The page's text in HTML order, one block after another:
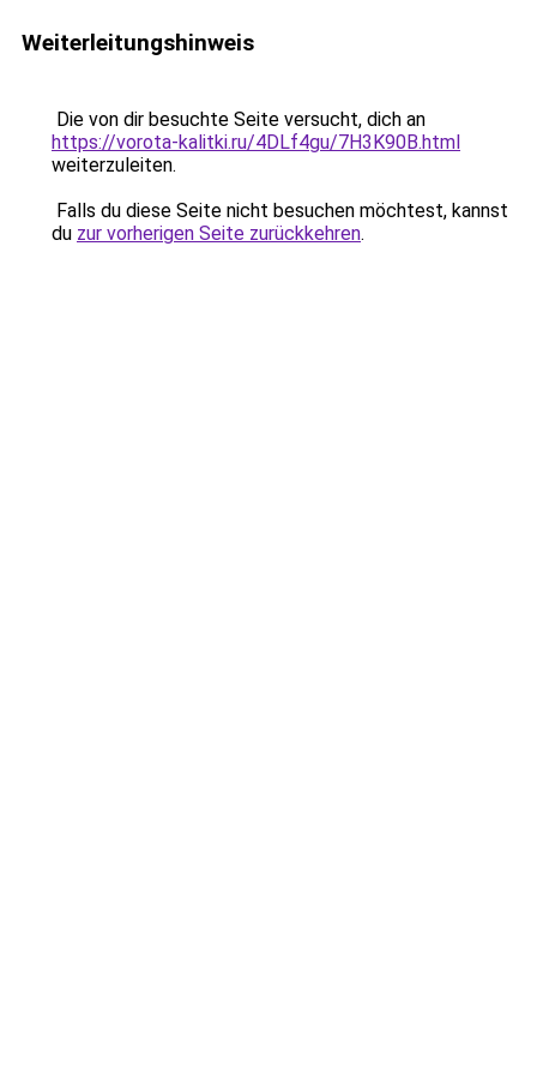
Weiterleitungshinweis
Die von dir besuchte Seite versucht, dich an
https://vorota-kalitki.ru/4DLf4gu/7H3K90B.html
weiterzuleiten.
Falls du diese Seite nicht besuchen möchtest, kannst
du zur vorherigen Seite zurückkehren.